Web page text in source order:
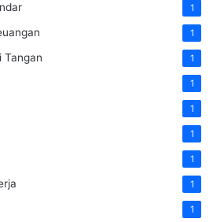
1
1
Tangan 1
1
1
1
1
1
1